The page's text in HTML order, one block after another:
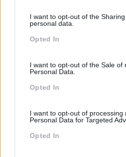
not limited to your visit or usage
grant or deny consent to Google
use your data for below specified
I want to opt-out of the
personal data.
Opted In
I want to opt-out of the Sale of
Personal Data.
Opted In
I want to opt-out of processing
Personal Data for Targeted
Opted In
melhorar o
O futuro dos
decidir com